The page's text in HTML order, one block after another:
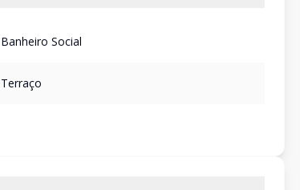
Banheiro Social
Terraço